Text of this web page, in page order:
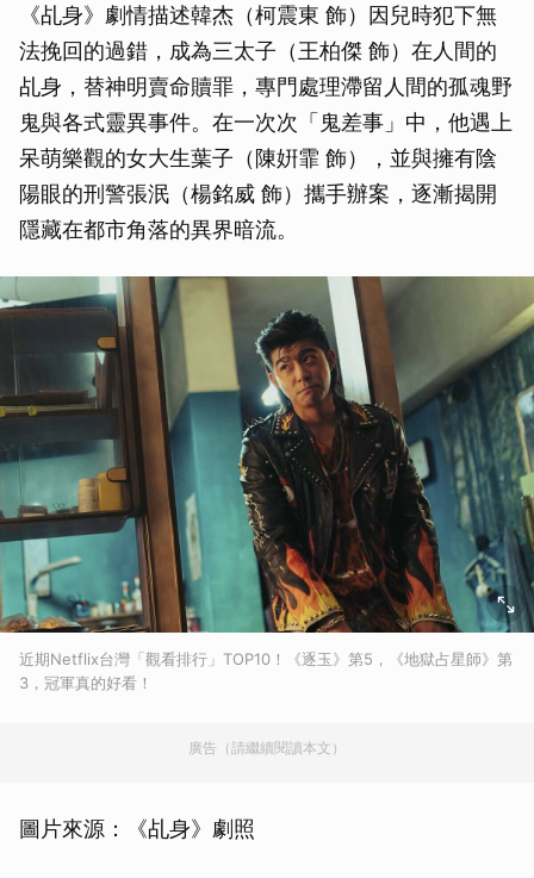
《乩身》劇情描述韓杰（柯震東 飾）因兒時犯下無
法挽回的過錯，成為三太子（王柏傑 飾）在人間的
乩身，替神明賣命贖罪，專門處理滯留人間的孤魂野
鬼與各式靈異事件。在一次次「鬼差事」中，他遇上
呆萌樂觀的女大生葉子（陳姸霏 飾），並與擁有陰
陽眼的刑警張泯（楊銘威 飾）攜手辦案，逐漸揭開
隱藏在都市角落的異界暗流。
近期Netflix台灣「觀看排行」TOP10！《逐玉》第5，《地獄占星師》第
3，冠軍真的好看！
廣告（請繼續閱讀本文）
圖片來源：《乩身》劇照